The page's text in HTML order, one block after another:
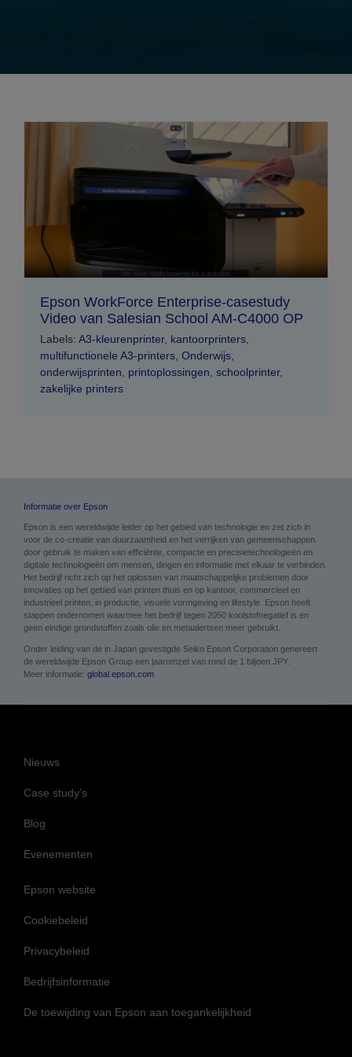
Epson WorkForce Enterprise-casestudy
Video van Salesian School AM-C4000 OP
Labels: A3-kleurenprinter, kantoorprinters
multifunctionele A3-printers Onderwijs
onderwijsprinten
printoplossingen schoolprinter,
zakelijke printers
Informatie over Epson
Epson is een wereldwijde leider op het gebied van technologie en zet zich in
voor de co-creatie van duurzaamheid en het verrijken van gemeenschappen
door gebruik te maken van efficiënte, compacte en precisietechnologieën en
digitale technologieën om mensen, dingen en informatie met elkaar te verbinden.
Het bedrijf richt zich op het oplossen van maatschappelijke problemen door
innovaties op het gebied van printen thuis en op kantoor, commercieel en
industrieel printen, in productie, visuele vormgeving en lifestyle. Epson heeft
stappen ondernomen waarmee het bedrijf tegen 2050 koolstofnegatief is en
geen eindige grondstoffen zoals olie en metaalertsen meer gebruikt.
Onder leiding van de in Japan gevestigde Seiko Epson Corporation genereert
de wereldwijde Epson Group een jaaromzet van rond de 1 biljoen JPY.
Meer informatie: global.epson.com
Nieuws
Case study’s
Blog
Evenementen
Epson website
Cookiebeleid
Privacybeleid
Bedrijfsinformatie
De toewijding van Epson aan toegankelijkheid